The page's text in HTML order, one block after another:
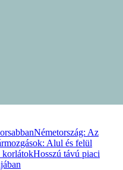
Németország: Az
Alul és felül
korlátokHosszú távú piaci